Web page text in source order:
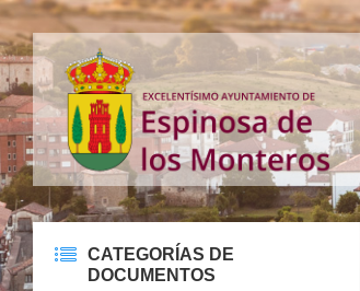
CATEGORÍAS DE
DOCUMENTOS